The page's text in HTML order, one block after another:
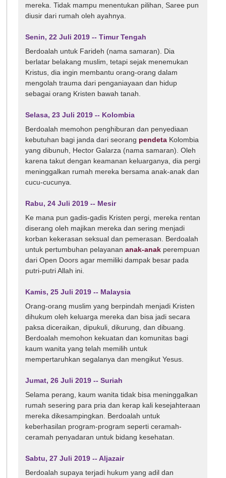
mereka. Tidak mampu menentukan pilihan, Saree pun
diusir dari rumah oleh ayahnya.
Senin, 22 Juli 2019 -- Timur Tengah
Berdoalah untuk Farideh (nama samaran). Dia
berlatar belakang muslim, tetapi sejak menemukan
Kristus, dia ingin membantu orang-orang dalam
mengolah trauma dari penganiayaan dan hidup
sebagai orang Kristen bawah tanah.
Selasa, 23 Juli 2019 -- Kolombia
Berdoalah memohon penghiburan dan penyediaan
kebutuhan bagi janda dari seorang pendetaKolombia
yang dibunuh, Hector Galarza (nama samaran). Oleh
karena takut dengan keamanan keluarganya, dia pergi
meninggalkan rumah mereka bersama anak-anak dan
cucu-cucunya.
Rabu, 24 Juli 2019 -- Mesir
Ke mana pun gadis-gadis Kristen pergi, mereka rentan
diserang oleh majikan mereka dan sering menjadi
korban kekerasan seksual dan pemerasan. Berdoalah
untuk pertumbuhan pelayanan anak-anakperempuan
dari Open Doors agar memiliki dampak besar pada
putri-putri Allah ini.
Kamis, 25 Juli 2019 -- Malaysia
Orang-orang muslim yang berpindah menjadi Kristen
dihukum oleh keluarga mereka dan bisa jadi secara
paksa diceraikan, dipukuli, dikurung, dan dibuang.
Berdoalah memohon kekuatan dan komunitas bagi
kaum wanita yang telah memilih untuk
mempertaruhkan segalanya dan mengikut Yesus.
Jumat, 26 Juli 2019 -- Suriah
Selama perang, kaum wanita tidak bisa meninggalkan
rumah sesering para pria dan kerap kali kesejahteraan
mereka dikesampingkan. Berdoalah untuk
keberhasilan program-program seperti ceramah-
ceramah penyadaran untuk bidang kesehatan.
Sabtu, 27 Juli 2019 -- Aljazair
Berdoalah supaya terjadi hukum yang adil dan